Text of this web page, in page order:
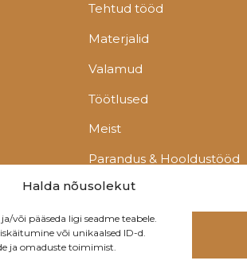
Halda nõusolekut
või pääseda ligi seadme teabele.
või unikaalsed ID-d.
ja omaduste toimimist.
Tehtud tööd
Materjalid
Valamud
Töötlused
Meist
Parandus & Hooldustööd
Võta ühendust